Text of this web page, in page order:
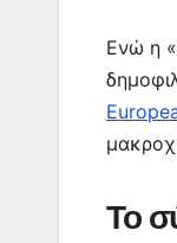
b
o
o
k
Ενώ η
Το